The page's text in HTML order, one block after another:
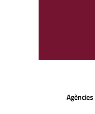
Agències